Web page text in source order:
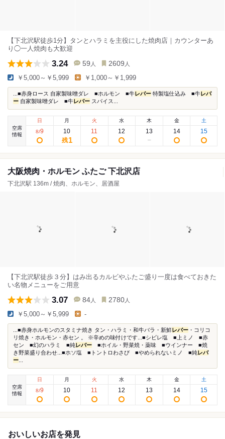
【下北沢駅徒歩1分】タンとハラミを主役にした焼肉店｜カウンターあ
り◯一人焼肉も大歓迎
3.24 59 人 2609 人
￥5,000～￥5,999 ￥1,000～￥1,999
...■赤身ロース 自家製味噌ダレ ■ホルモン ■牛 レバー 特製塩仕込み ■牛 レバ
ー 自家製味噌ダレ ■牛 レバー スパイス...
空席
情報
日
8/9
月
10
残1
火
11
水
12
木
13
金
14
土
15
大阪焼肉・ホルモン ふたご 下北沢店
下北沢駅 136m / 焼肉、ホルモン、居酒屋
【下北沢駅徒歩３分】はみ出るカルビやふたご盛り一度は食べておきた
い名物メニューをご用意
3.07 84 人 2780 人
￥5,000～￥5,999 -
...■赤身ホルモンのスタミナ焼き タン・ハラミ・和牛バラ・新鮮 レバー ・コリコ
リ焼き・ホルモン・赤セン 。 ※辛めの味付けです...■シビレ塩 ■上ミノ ■赤
セン ■幻のハラミ ■純 レバー ■ホイル・野菜焼・薬味 ■ウインナー ■焼
き野菜盛り合わせ...■ホソ塩 ■トントロわさび ■やめられないミノ ■純 レバ
ー
空席
情報
日
8/9
月
10
火
11
水
12
木
13
金
14
土
15
おいしいお店を発見